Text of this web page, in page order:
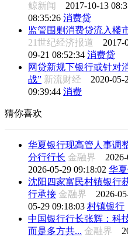
鲸新闻 2017-10-13
08:35:26 消费贷
监管围剿消费贷流入楼
21世纪经济报道 2017-
09-21 08:52:34 消费贷
网贷新规下银行或针对
战” 新流财经 2020-05-
09:39:44 消费
猜你喜欢
华夏银行现高管人事调
分行行长 金融界
2026-05-29 09:18:02 华
沈阳四家富民村镇银行
行承接 金融界 2026-
05-29 09:18:03 村镇银行
中国银行行长张辉：科
而是多方共... 金融界